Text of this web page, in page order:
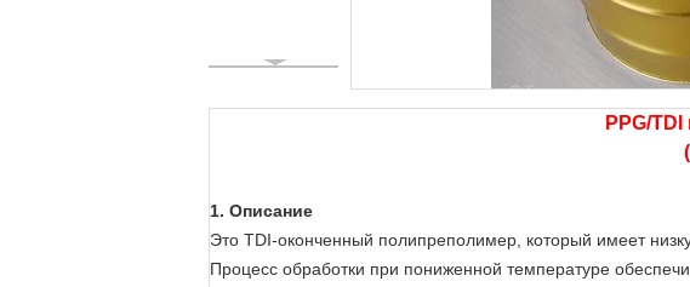
PPG/
(
1. Описание
Это TDI-оконченный полипреполимер, который имеет
Процесс обработки при пониженной температуре